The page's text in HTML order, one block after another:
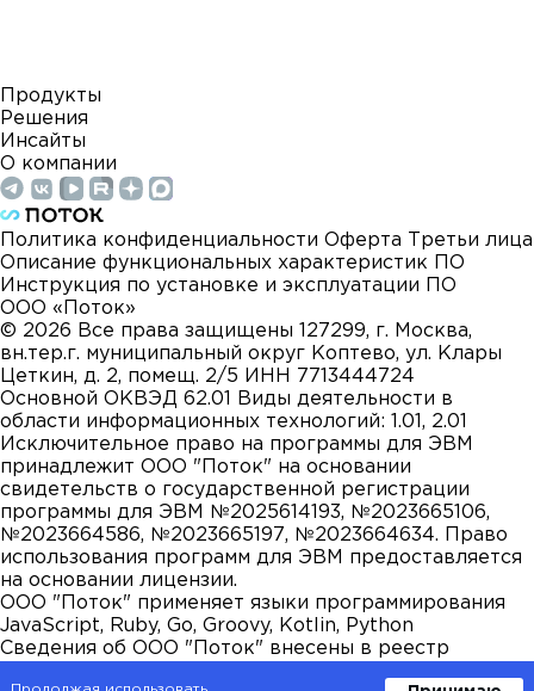
Продукты
Решения
Инсайты
О компании
Политика конфиденциальности Оферта
Третьи лица
Описание функциональных характеристик ПО
Инструкция по установке и эксплуатации ПО
ООО «Поток»
© 2026 Все права защищены
127299, г. Москва,
вн.тер.г. муниципальный округ Коптево, ул. Клары
Цеткин, д. 2, помещ. 2/5 ИНН 7713444724
Основной ОКВЭД 62.01
Виды деятельности в
области информационных технологий: 1.01, 2.01
Исключительное право на программы для ЭВМ
принадлежит ООО "Поток" на основании
свидетельств о государственной регистрации
программы для ЭВМ №2025614193, №2023665106,
№2023664586, №2023665197, №2023664634. Право
использования программ для ЭВМ предоставляется
на основании лицензии.
ООО "Поток" применяет языки программирования
JavaScript, Ruby, Go, Groovy, Kotlin, Python
Сведения об ООО "Поток" внесены в реестр